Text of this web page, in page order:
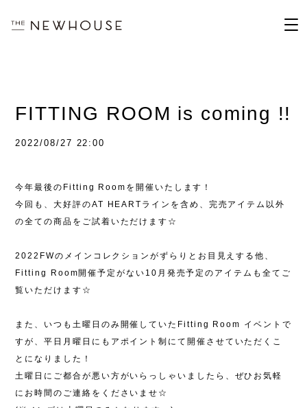
FITTING ROOM is coming !!
2022/08/27 22:00
今年最後の Fitting Room を開催いたします ！
今回も、大好評のAT HEART ラインを含め、完売アイテム以外
の全ての商品をご試着いただけます ☆
2022FWのメインコレクションがずらりとお目見えする他、
Fitting Room開催予定がない 10 月発売予定のアイテムも全てご
覧いただけます ☆
また、いつも土曜日のみ開催していた Fitting Room イベントで
すが、平日月曜日にもアポイント制にて開催させていただくこ
とになりました ！
土曜日にご都合が悪い方がいらっしゃいましたら、ぜひお気軽
にお時間のご連絡をくださいませ ☆